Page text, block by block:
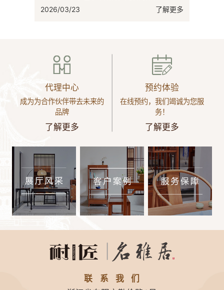
理想家居。缅甸花梨，学名为大果紫檀。其
2026/04/11 了解更多
代理中心
成为为合作伙伴带去未来的
品牌
了解更多
预约体验
在线预约，我们竭诚为您服
务！
了解更多
联系我们